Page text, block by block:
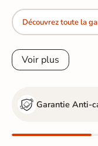
Découvrez toute la
Voir plus
Garantie Anti-